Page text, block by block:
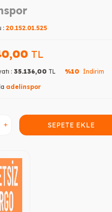
: 20.152.01.525
TL
: 35.136,00 TL %10 İndirim
adelinspor
SEPETE EKLE